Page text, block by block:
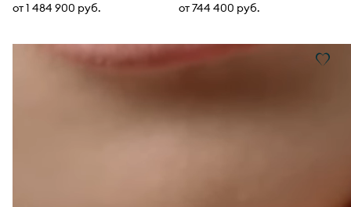
от 1 484 900 руб.
от 744 400 руб.